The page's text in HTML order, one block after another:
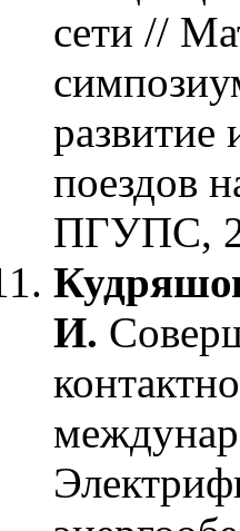
сети //
развитие
поездов
ПГУПС,
И.